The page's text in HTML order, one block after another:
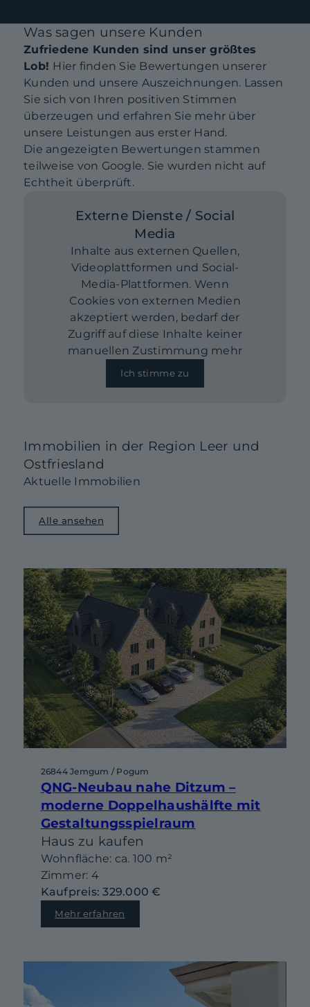
Was sagen unsere Kunden
Zufriedene Kunden sind unser größtes
Lob! Hier finden Sie Bewertungen unserer
Kunden und unsere Auszeichnungen. Lassen
Sie sich von Ihren positiven Stimmen
überzeugen und erfahren Sie mehr über
unsere Leistungen aus erster Hand.
Die angezeigten Bewertungen stammen
teilweise von Google. Sie wurden nicht auf
Echtheit überprüft.
Externe Dienste / Social
Media
Inhalte aus externen Quellen,
Videoplattformen und Social-
Media-Plattformen. Wenn
Cookies von externen Medien
akzeptiert werden, bedarf der
Zugriff auf diese Inhalte keiner
manuellen Zustimmung mehr
Ich stimme zu
Immobilien in der Region Leer und
Ostfriesland
Aktuelle Immobilien
Alle ansehen
26844 Jemgum / Pogum
QNG-Neubau nahe Ditzum –
moderne Doppelhaushälfte mit
Gestaltungsspielraum
Haus zu kaufen
Wohnfläche: ca. 100 m²
Zimmer: 4
Kaufpreis: 329.000 €
Mehr erfahren